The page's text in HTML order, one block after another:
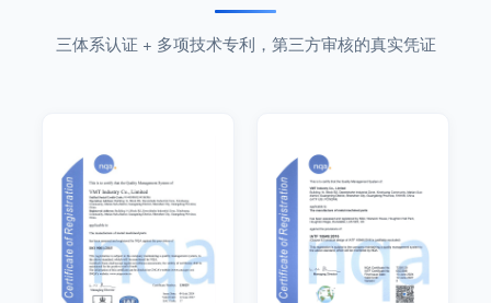
三体系认证 + 多项技术专利，第三方审核的真实凭证